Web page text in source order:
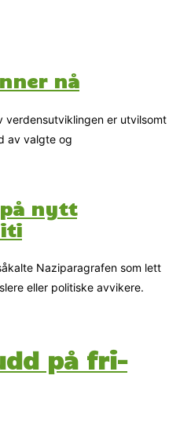
nå
verdensutviklingen er utvilsomt
av valgte og
nytt
Naziparagrafen som lett
eller politiske avvikere.
på fri-